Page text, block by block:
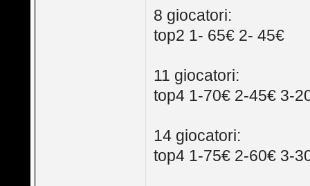
8 giocatori:
top2 1- 65€ 2- 45€
11 giocatori:
top4 1-70€ 2-45€ 3-
14 giocatori:
top4 1-75€ 2-60€ 3-